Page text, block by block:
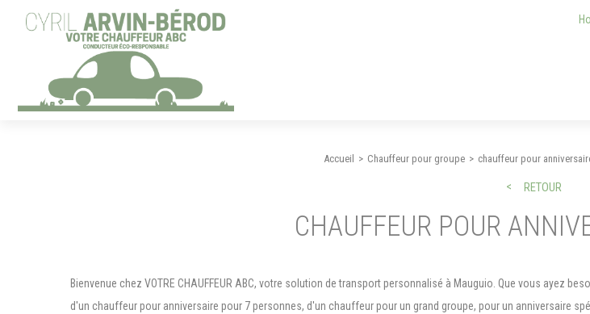
Accueil Chauffeur pour groupe chauffeur pour
RETOUR
CHAUFFEUR POUR
Bienvenue chez VOTRE CHAUFFEUR ABC, votre solution de transport personnalisé à Mauguio. Que vous ayez
d'un chauffeur pour anniversaire pour 7 personnes, d'un chauffeur pour un grand groupe, pour un anniversaire